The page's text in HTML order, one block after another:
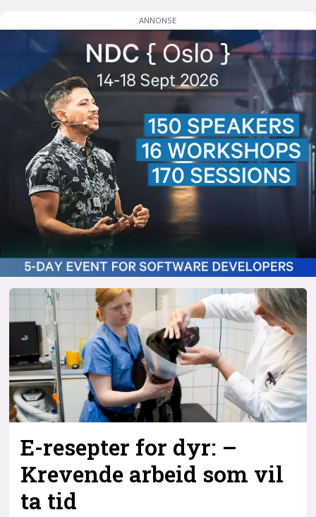
E-resepter for dyr: –
Krevende arbeid som vil
ta tid
lys modus
mørk modus
nyhetsbrev
kode24-klubben
LinkedIn
Bluesky
Facebook
annonsepriser
annonseguide
suksesshistorier
Bli firmapartner